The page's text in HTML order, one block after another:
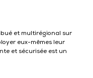
et multirégional sur
eux-mêmes leur
et sécurisée est un